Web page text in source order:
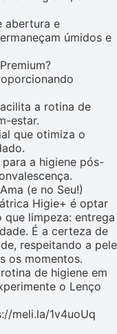
abertura e
úmidos e
a rotina de
estar.
que otimiza o
para a higiene pós-
(e no Seu!)
Higie+ é optar
limpeza: entrega
É a certeza de
respeitando a pele
os momentos.
de higiene em
o Lenço
meli.la/1v4uoUq